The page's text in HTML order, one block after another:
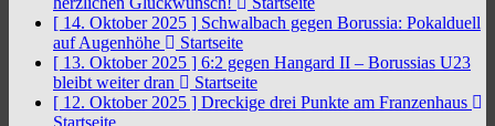
[ 14. Oktober 2025 ] Schwalbach gegen Borussia: Pokalduell
auf Augenhöhe
Startseite
[ 13. Oktober 2025 ] 6:2 gegen Hangard II – Borussias U23
bleibt weiter dran
Startseite
[ 12. Oktober 2025 ] Dreckige drei Punkte am Franzenhaus
Startseite